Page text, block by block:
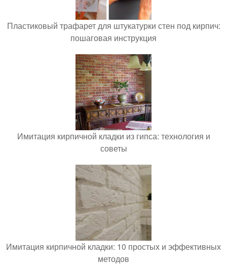
Пластиковый трафарет для штукатурки стен под кирпич:
пошаговая инструкция
Имитация кирпичной кладки из гипса: технология и
советы
Имитация кирпичной кладки: 10 простых и эффективных
методов